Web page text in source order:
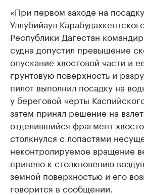
«При первом заходе на
Уллубийаул
Республики Дагестан
судна допустил превышение
опускание хвостовой части и
грунтовую поверхность и
пилот выполнил посадку на
у береговой черты
затем принял решение на
отделившийся фрагмент
столкнулся с лопастями
неконтролируемое вращение
привело к столкновению
земной поверхностью и его
говорится в сообщении.